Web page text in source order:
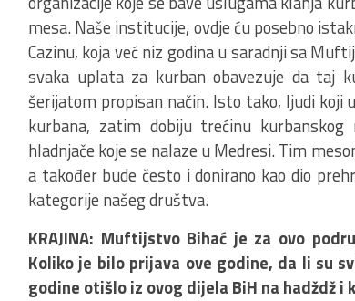
mesa. Naše institucije, ovdje ću posebno
Cazinu, koja već niz godina u saradnji sa
svaka uplata za kurban obavezuje da taj
šerijatom propisan način. Isto tako, ljudi
kurbana, zatim dobiju trećinu
hladnjače koje se nalaze u Medresi. Tim
a također bude često i donirano kao dio
kategorije našeg društva.
KRAJINA: Muftijstvo Bihać je za ovo
Koliko je bilo prijava ove godine, da li su
godine otišlo iz ovog dijela BiH na hadždž i